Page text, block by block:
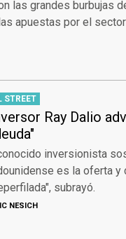
las grandes burbujas
apuestas por el sector
STREET
Ray Dalio
inversionista
es la oferta y
subrayó.
NESICH